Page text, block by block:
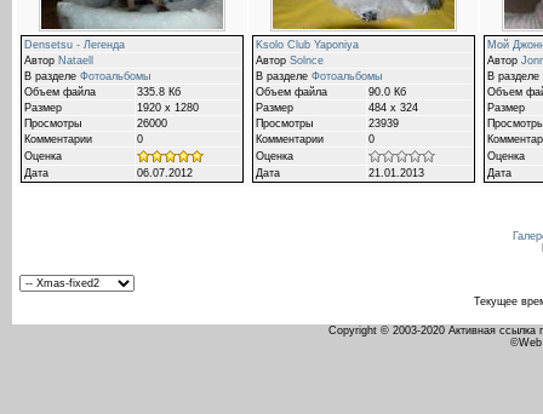
Densetsu - Легенда
Автор Nataell
В разделе Фотоальбомы
Объем файла
335.8 Кб
Размер
1920 x 1280
Просмотры
26000
Комментарии
0
Оценка
Дата
06.07.2012
Ksolo Club Yaponiya
Автор Solnce
В разделе Фотоальбомы
Объем файла
90.0 Кб
Размер
484 x 324
Просмотры
23939
Комментарии
0
Оценка
Дата
21.01.2013
Мой
Автор
В разделе
Объем
Размер
Просмотры
Оценка
Дата
Текущее
Copyright © 2003-2020 Активная ссылка